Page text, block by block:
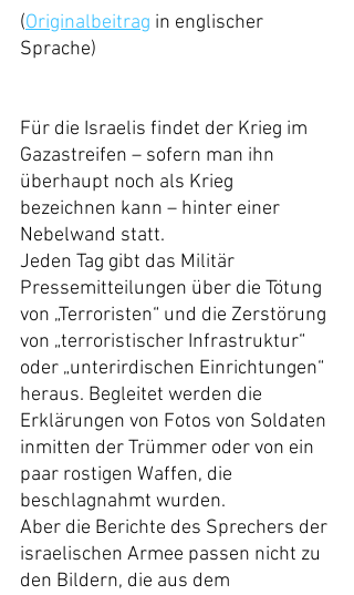
(Originalbeitrag in englischer
Sprache)
Für die Israelis findet der Krieg im
Gazastreifen – sofern man ihn
überhaupt noch als Krieg
bezeichnen kann – hinter einer
Nebelwand statt.
Jeden Tag gibt das Militär
Pressemitteilungen über die Tötung
von „Terroristen“ und die Zerstörung
von „terroristischer Infrastruktur“
oder „unterirdischen Einrichtungen“
heraus. Begleitet werden die
Erklärungen von Fotos von Soldaten
inmitten der Trümmer oder von ein
paar rostigen Waffen, die
beschlagnahmt wurden.
Aber die Berichte des Sprechers der
israelischen Armee passen nicht zu
den Bildern, die aus dem